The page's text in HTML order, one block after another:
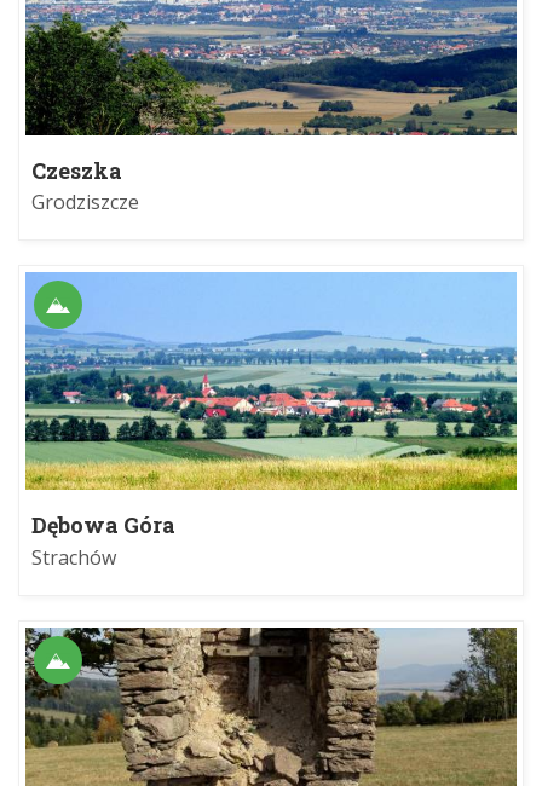
Czeszka
Grodziszcze
Dębowa Góra
Strachów